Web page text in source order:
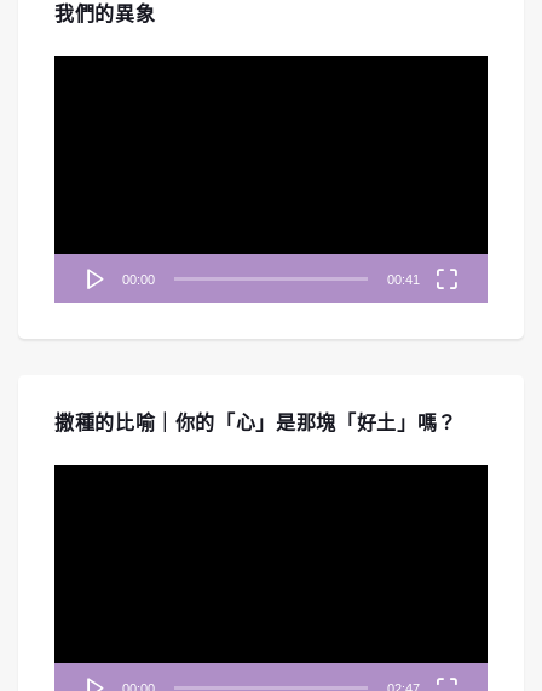
我們的異象
00:00 00:41
撒種的比喻｜你的「心」是那塊「好土」嗎？